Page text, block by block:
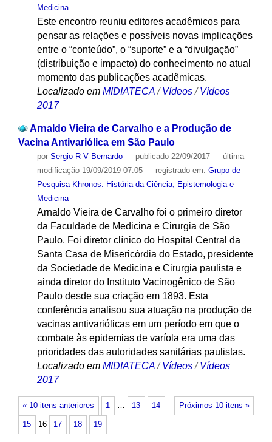
Medicina
Este encontro reuniu editores acadêmicos para
pensar as relações e possíveis novas implicações
entre o “conteúdo”, o “suporte” e a “divulgação”
(distribuição e impacto) do conhecimento ​no atual
momento das publicações acadêmicas.
Localizado em MIDIATECA /Vídeos /Vídeos
2017
Arnaldo Vieira de Carvalho e a Produção de
Vacina Antivariólica em São Paulo
por Sergio R V Bernardo — publicado22/09/2017 — última
modificação19/09/2019 07:05 — registrado em: Grupo de
Pesquisa Khronos: História da Ciência, Epistemologia e
Medicina
Arnaldo Vieira de Carvalho foi o primeiro diretor
da Faculdade de Medicina e Cirurgia de São
Paulo. Foi diretor clínico do Hospital Central da
Santa Casa de Misericórdia do Estado, presidente
da Sociedade de Medicina e Cirurgia paulista e
ainda diretor do Instituto Vacinogênico de São
Paulo desde sua criação em 1893. Esta
conferência analisou sua atuação na produção de
vacinas antivariólicas em um período em que o
combate às epidemias de varíola era uma das
prioridades das autoridades sanitárias paulistas.
Localizado em MIDIATECA /Vídeos /Vídeos
2017
« 10 itens anteriores Próximos 10 itens »
1 … 13 14
15 16 17 18 19